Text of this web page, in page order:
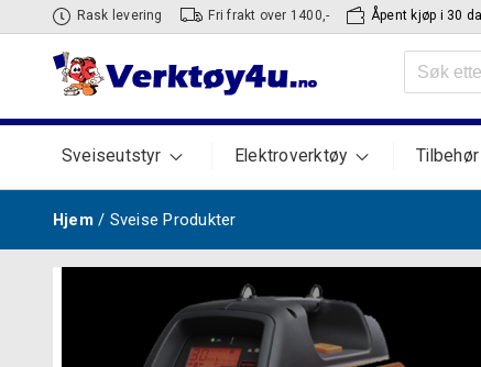
til
innhold
Rask levering Fri frakt over 1400,- Åpent kjøp i 30
Søk
etter:
Sveiseutstyr Elektroverktøy Tilbehør
Hjem / Sveise Produkter